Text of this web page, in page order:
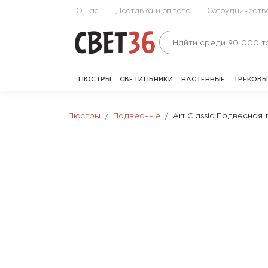
О нас Доставка и оплата
ЛЮСТРЫ СВЕТИЛЬНИКИ НАСТЕННЫЕ
Люстры Подвесные Art Classic Подвесная